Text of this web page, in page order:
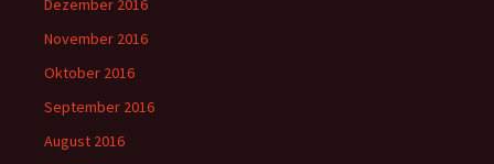
Dezember 2016
November 2016
Oktober 2016
September 2016
August 2016